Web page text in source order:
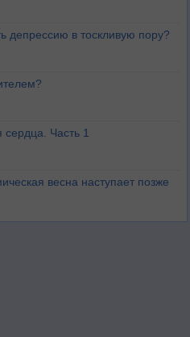
депрессию в тоскливую пору?
сердца. Часть 1
весна наступает позже